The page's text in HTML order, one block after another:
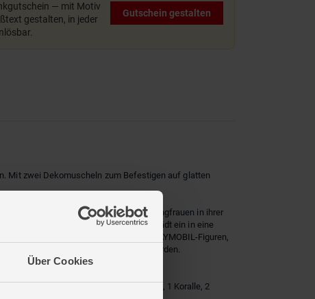
Über Cookies
— mit Motiv
gestalten, in jeder
Gutschein gestalten
Mit zwei Dekomuscheln zum Befestigen auf glatten
mit den Seepferdchen sind die Meerjungfrauen in ihrer
Meerjungfrauenwelt von PLAYMOBIL lädt ein in eine
Abenteuern. Das Set enthält zwei PLAYMOBIL-Figuren,
an glatten Oberflächen befestigt werden.
1 Haarblüte, 2 Grasbündel, 1 Gras, 1 Koralle, 2